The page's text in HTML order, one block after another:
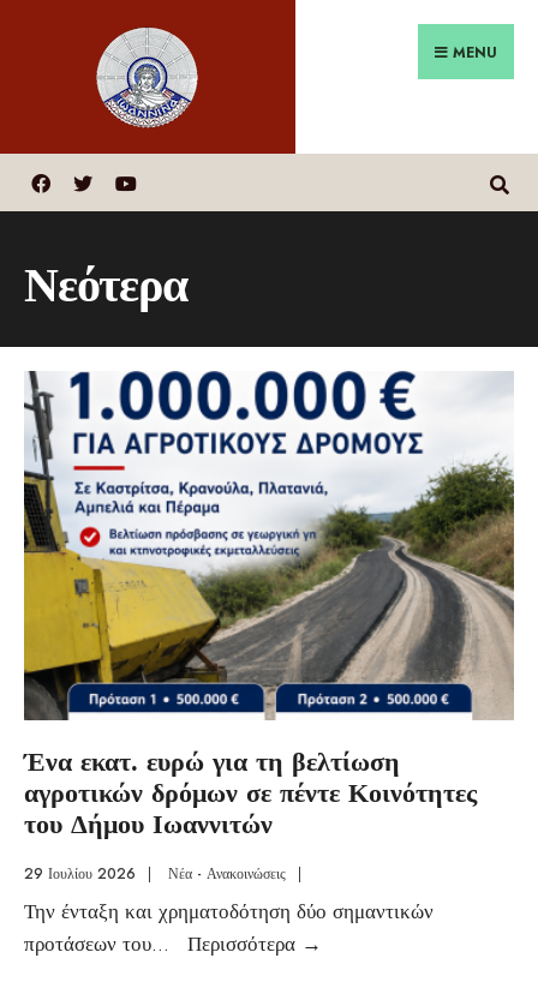
MENU
Νεότερα
Ένα εκατ. ευρώ για τη βελτίωση
αγροτικών δρόμων σε πέντε Κοινότητες
του Δήμου Ιωαννιτών
29 Ιουλίου 2026 Νέα - Ανακοινώσεις
Την ένταξη και χρηματοδότηση δύο σημαντικών
προτάσεων του... Περισσότερα →